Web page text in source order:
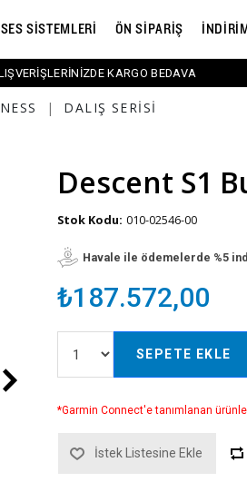
SES SİSTEMLERİ ÖN SİPARİŞ
KARGO BEDAVA
| DALIŞ SERISI
Descent S1
Stok Kodu: 010-02546-00
Havale ile ödemelerde %5
₺187.572,00
SEPETE EKLE
*Garmin Connect'e tanımlanan
İstek Listesine Ekle